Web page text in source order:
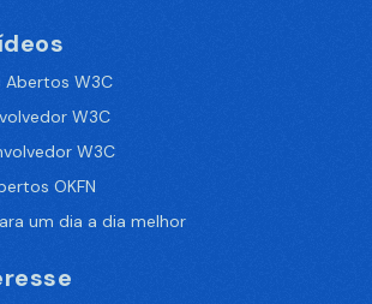
Abertos W3C
W3C
W3C
OKFN
um dia a dia melhor